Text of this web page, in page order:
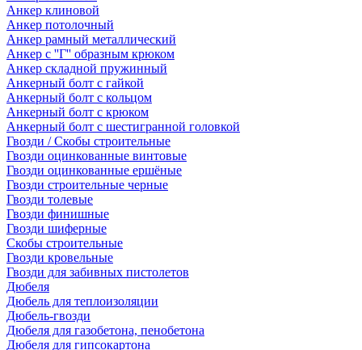
Анкер клиновой
Анкер потолочный
Анкер рамный металлический
Анкер с ''Г'' образным крюком
Анкер складной пружинный
Анкерный болт с гайкой
Анкерный болт с кольцом
Анкерный болт с крюком
Анкерный болт с шестигранной головкой
Гвозди / Скобы строительные
Гвозди оцинкованные винтовые
Гвозди оцинкованные ершёные
Гвозди строительные черные
Гвозди толевые
Гвозди финишные
Гвозди шиферные
Скобы строительные
Гвозди кровельные
Гвозди для забивных пистолетов
Дюбеля
Дюбель для теплоизоляции
Дюбель-гвозди
Дюбеля для газобетона, пенобетона
Дюбеля для гипсокартона